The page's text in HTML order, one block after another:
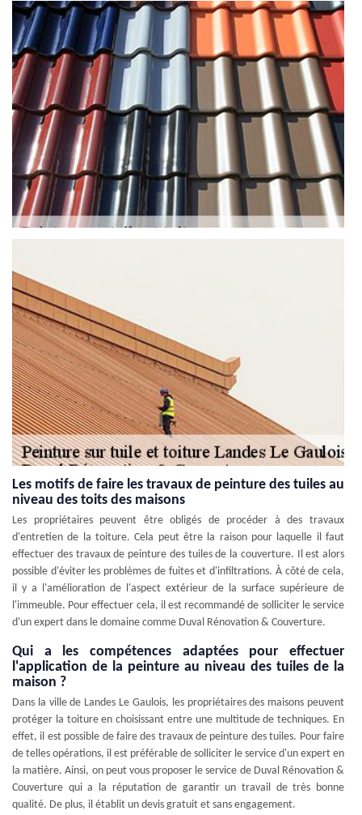
Les motifs de faire les travaux de peinture des tuiles au
niveau des toits des maisons
Les propriétaires peuvent être obligés de procéder à des travaux
d'entretien de la toiture. Cela peut être la raison pour laquelle il faut
effectuer des travaux de peinture des tuiles de la couverture. Il est alors
possible d'éviter les problèmes de fuites et d'infiltrations. À côté de cela,
il y a l'amélioration de l'aspect extérieur de la surface supérieure de
l'immeuble. Pour effectuer cela, il est recommandé de solliciter le service
d'un expert dans le domaine comme Duval Rénovation & Couverture.
Qui a les compétences adaptées pour effectuer
l'application de la peinture au niveau des tuiles de la
maison ?
Dans la ville de Landes Le Gaulois, les propriétaires des maisons peuvent
protéger la toiture en choisissant entre une multitude de techniques. En
effet, il est possible de faire des travaux de peinture des tuiles. Pour faire
de telles opérations, il est préférable de solliciter le service d'un expert en
la matière. Ainsi, on peut vous proposer le service de Duval Rénovation &
Couverture qui a la réputation de garantir un travail de très bonne
qualité. De plus, il établit un devis gratuit et sans engagement.